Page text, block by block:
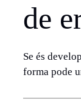
de
Se és
forma pode